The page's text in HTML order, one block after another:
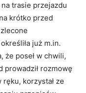
trasie przejazdu
krótko przed
już m.in.
że poseł w chwili,
prowadził rozmowę
korzystał ze